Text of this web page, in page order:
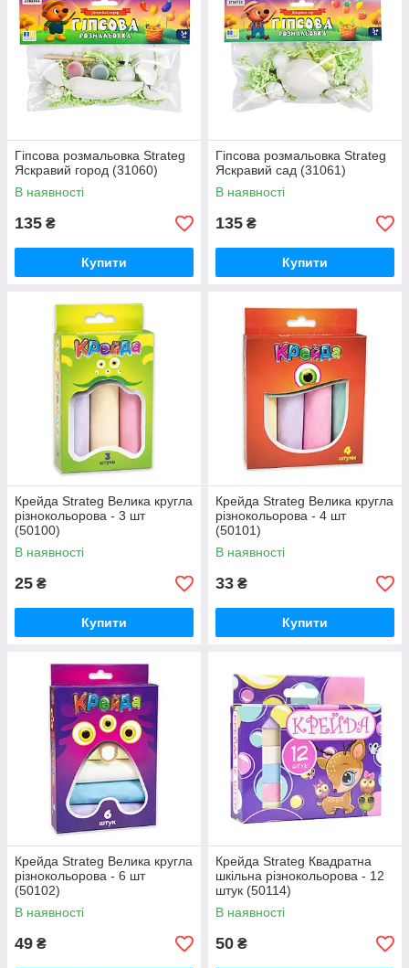
Гіпсова розмальовка Strateg
Яскравий город (31060)
В наявності
135 ₴
Купити
Гіпсова розмальовка Strateg
Яскравий сад (31061)
В наявності
135 ₴
Купити
Крейда Strateg Велика кругла
різнокольорова - 3 шт
(50100)
В наявності
25 ₴
Купити
Крейда Strateg Велика кругла
різнокольорова - 4 шт
(50101)
В наявності
33 ₴
Купити
Крейда Strateg Велика кругла
різнокольорова - 6 шт
(50102)
В наявності
49 ₴
Крейда Strateg Квадратна
шкільна різнокольорова - 12
штук (50114)
В наявності
50 ₴